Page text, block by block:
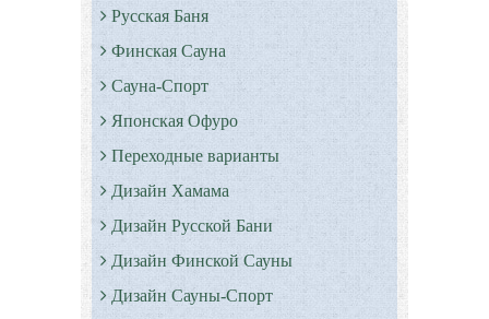
Русская Баня
Финская Сауна
Сауна-Спорт
Японская Офуро
Переходные варианты
Дизайн Хамама
Дизайн Русской Бани
Дизайн Финской Сауны
Дизайн Сауны-Спорт